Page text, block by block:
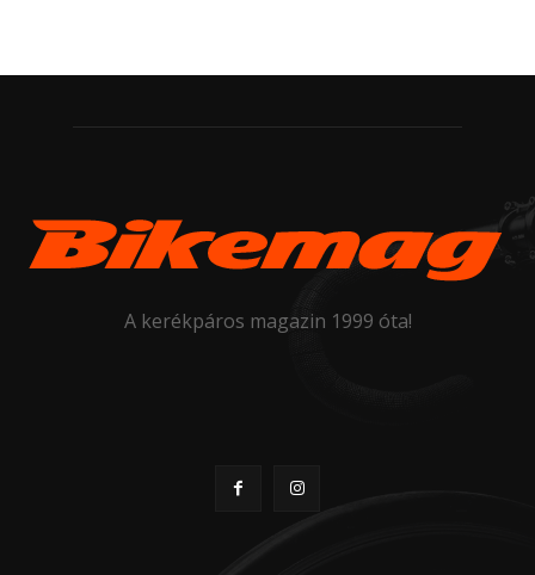
A kerékpáros magazin 1999 óta!